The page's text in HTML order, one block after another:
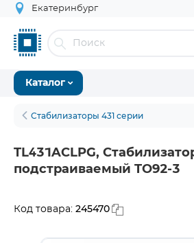
Екатеринбург
Каталог
Стабилизаторы 431 серии
TL431ACLPG,
подстраиваемый TO92-3
Код товара: 245470